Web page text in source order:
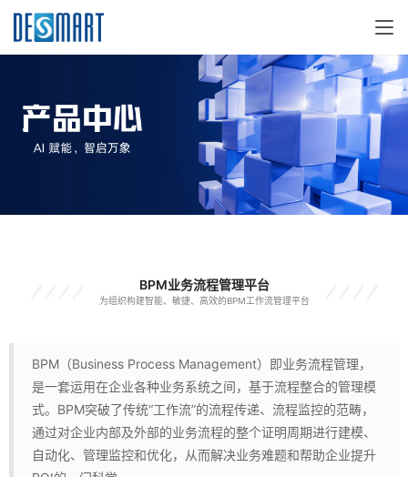
BPM业务流程管理平台
为组织构建智能、敏捷、高效的BPM工作流管理平台
BPM（Business Process Management）即业务流程管理，
是一套运用在企业各种业务系统之间，基于流程整合的管理模
式。BPM突破了传统“工作流”的流程传递、流程监控的范畴，
通过对企业内部及外部的业务流程的整个证明周期进行建模、
自动化、管理监控和优化，从而解决业务难题和帮助企业提升